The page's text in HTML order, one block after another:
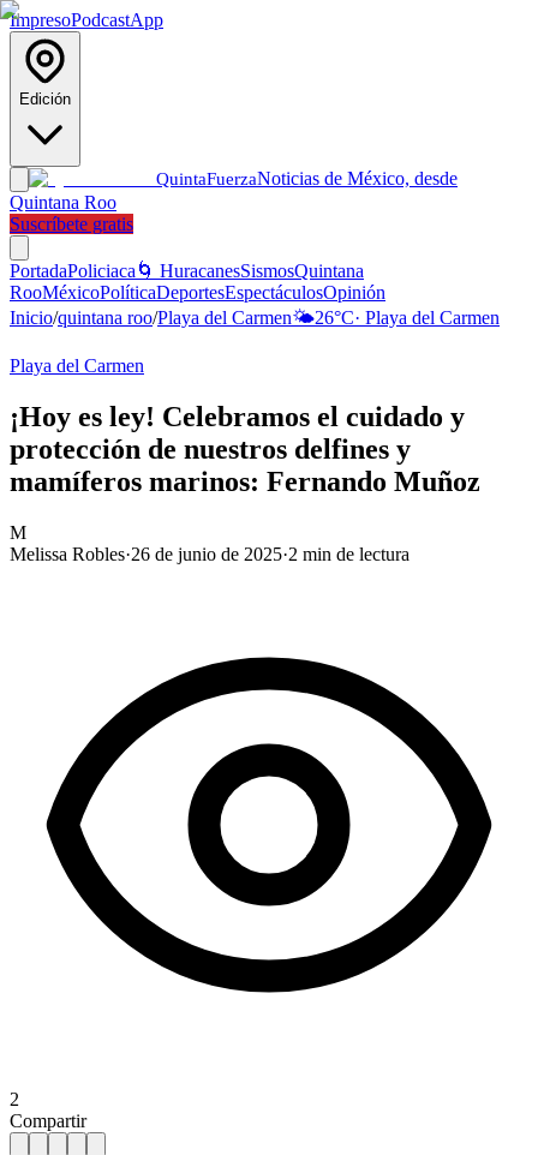
ImpresoPodcastApp
Edición
QuintaFuerzaNoticias de México, desde
Quintana Roo
Suscríbete gratis
PortadaPoliciaca 🌀 HuracanesSismosQuintana
RooMéxicoPolíticaDeportesEspectáculosOpinión
Inicio/quintana roo/Playa del Carmen🌤️26°C· Playa del Carmen
Playa del Carmen
¡Hoy es ley! Celebramos el cuidado y
protección de nuestros delfines y
mamíferos marinos: Fernando Muñoz
M
Melissa Robles·26 de junio de 2025·2 min de lectura
2
Compartir